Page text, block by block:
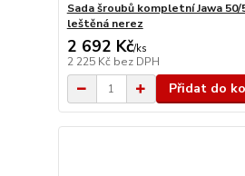
Sada šroubů kompletní Jawa
leštěná nerez
2 692 Kč/ks
2 225 Kč bez DPH
Přidat do